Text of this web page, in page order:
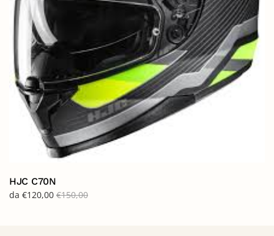
HJC C70N
da €120,00 €150,00